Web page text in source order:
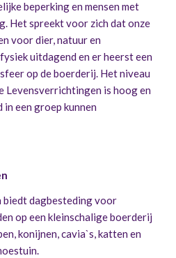
beperking en mensen met
Het spreekt voor zich dat onze
voor dier, natuur en
uitdagend en er heerst een
op de boerderij. Het niveau
Levensverrichtingen is hoog en
een groep kunnen
biedt dagbesteding voor
op een kleinschalige boerderij
konijnen, cavia`s, katten en